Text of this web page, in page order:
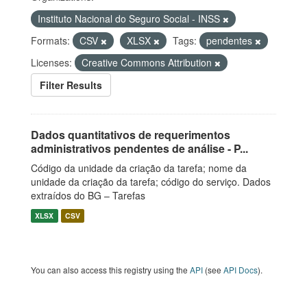
Instituto Nacional do Seguro Social - INSS
Formats:
CSV XLSX Tags:
pendentes
Licenses:
Creative Commons Attribution
Filter Results
Dados quantitativos de requerimentos
administrativos pendentes de análise - P...
Código da unidade da criação da tarefa; nome da
unidade da criação da tarefa; código do serviço. Dados
extraídos do BG – Tarefas
XLSX CSV
You can also access this registry using the API (see API Docs).